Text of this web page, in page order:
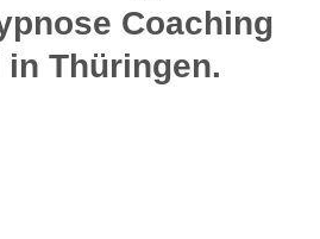
Coaching
Thüringen.